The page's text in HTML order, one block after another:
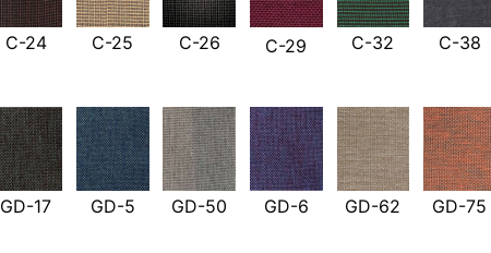
С-24 С-25 С-26 С-29 С-32
С-38
GD-17 GD-5 GD-50 GD-6 GD-62
GD-75